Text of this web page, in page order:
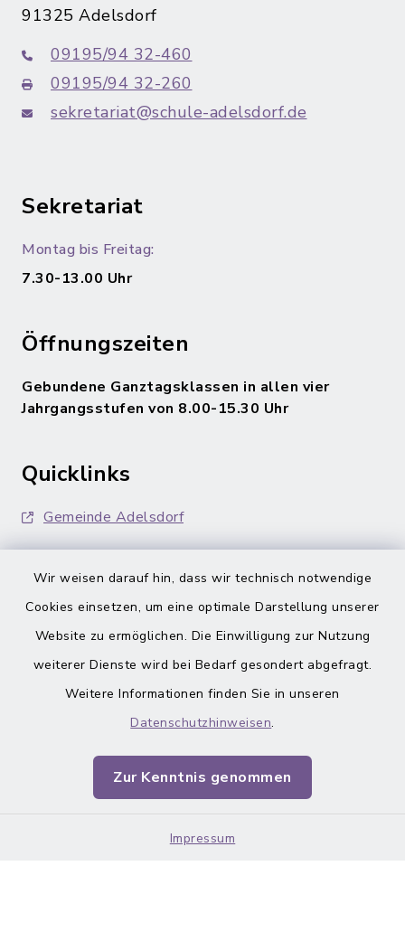
Wir weisen darauf hin, dass wir technisch notwendige
Cookies einsetzen, um eine optimale Darstellung unserer
Website zu ermöglichen. Die Einwilligung zur Nutzung
weiterer Dienste wird bei Bedarf gesondert abgefragt.
Weitere Informationen finden Sie in unseren
Datenschutzhinweisen.
Zur Kenntnis genommen
Impressum
91325 Adelsdorf
09195/94 32-460
09195/94 32-260
sekretariat@schule-adelsdorf.de
Sekretariat
Montag bis Freitag:
7.30-13.00 Uhr
Öffnungszeiten
Gebundene Ganztagsklassen in allen vier
Jahrgangsstufen von 8.00-15.30 Uhr
Quicklinks
Gemeinde Adelsdorf
Barrierefreiheit
Impressum
Sitemap